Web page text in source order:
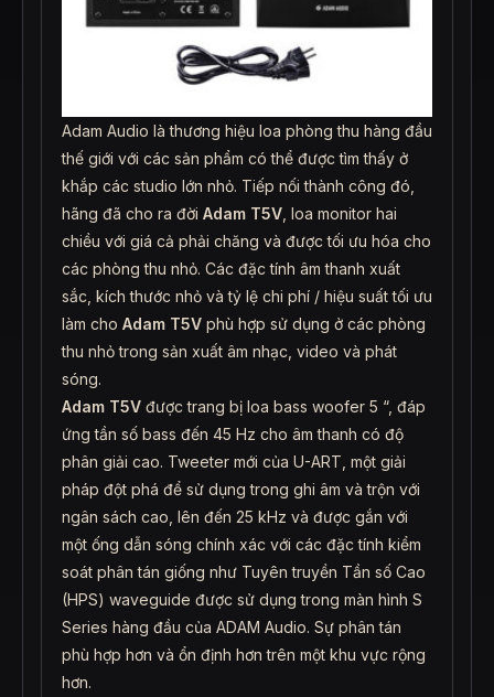
Adam Audio là thương hiệu loa phòng thu hàng đầu
thế giới với các sản phẩm có thể được tìm thấy ở
khắp các studio lớn nhỏ. Tiếp nối thành công đó,
hãng đã cho ra đời Adam T5V , loa monitor hai
chiều với giá cả phải chăng và được tối ưu hóa cho
các phòng thu nhỏ. Các đặc tính âm thanh xuất
sắc, kích thước nhỏ và tỷ lệ chi phí / hiệu suất tối ưu
làm cho Adam T5V phù hợp sử dụng ở các phòng
thu nhỏ trong sản xuất âm nhạc, video và phát
sóng.
Adam T5V được trang bị loa bass woofer 5 “, đáp
ứng tần số bass đến 45 Hz cho âm thanh có độ
phân giải cao. Tweeter mới của U-ART, một giải
pháp đột phá để sử dụng trong ghi âm và trộn với
ngân sách cao, lên đến 25 kHz và được gắn với
một ống dẫn sóng chính xác với các đặc tính kiểm
soát phân tán giống như Tuyên truyền Tần số Cao
(HPS) waveguide được sử dụng trong màn hình S
Series hàng đầu của ADAM Audio. Sự phân tán
phù hợp hơn và ổn định hơn trên một khu vực rộng
hơn.